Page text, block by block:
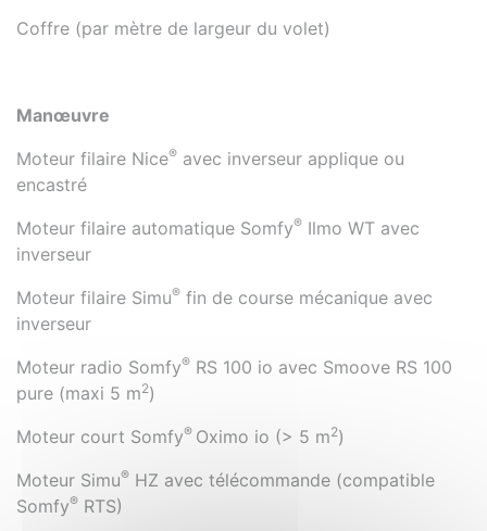
Coffre (par mètre de largeur du volet)
Manœuvre
Moteur filaire Nice® avec inverseur applique ou
encastré
Moteur filaire automatique Somfy® Ilmo WT avec
inverseur
Moteur filaire Simu® fin de course mécanique avec
inverseur
Moteur radio Somfy® RS 100 io avec Smoove RS 100
pure (maxi 5 m2)
Moteur court Somfy® Oximo io (> 5 m2)
Moteur Simu® HZ avec télécommande (compatible
Somfy® RTS)